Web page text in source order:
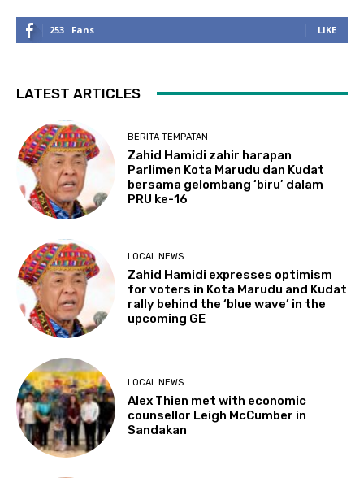
253 Fans LIKE
LATEST ARTICLES
BERITA TEMPATAN
Zahid Hamidi zahir harapan
Parlimen Kota Marudu dan Kudat
bersama gelombang ‘biru’ dalam
PRU ke-16
LOCAL NEWS
Zahid Hamidi expresses optimism
for voters in Kota Marudu and Kudat
rally behind the ‘blue wave’ in the
upcoming GE
LOCAL NEWS
Alex Thien met with economic
counsellor Leigh McCumber in
Sandakan